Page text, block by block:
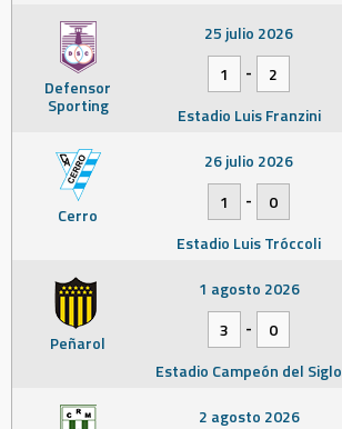
Defensor
Sporting
25 julio 2026
1
-
2
Estadio Luis Franzini
Cerro
26 julio 2026
1
-
0
Estadio Luis Tróccoli
Peñarol
1 agosto 2026
3
-
0
Estadio Campeón del Siglo
2 agosto 2026